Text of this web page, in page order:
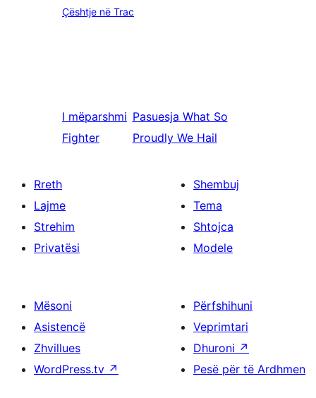
Çështje në Trac
I mëparshmi
Fighter
Pasuesja What So
Proudly We Hail
Rreth
Lajme
Strehim
Privatësi
Shembuj
Tema
Shtojca
Modele
Mësoni
Asistencë
Zhvillues
WordPress.tv ↗
Përfshihuni
Veprimtari
Dhuroni ↗
Pesë për të Ardhmen